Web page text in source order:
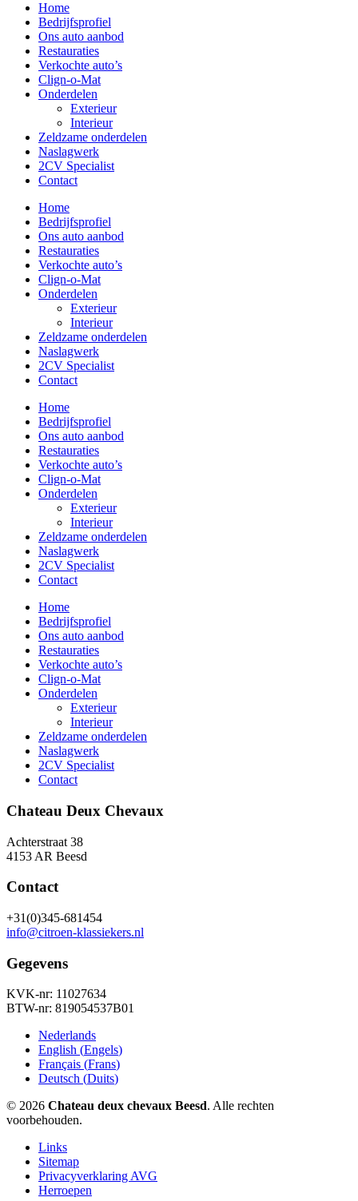
Home
Bedrijfsprofiel
Ons auto aanbod
Restauraties
Verkochte auto’s
Clign-o-Mat
Onderdelen
Exterieur
Interieur
Zeldzame onderdelen
Naslagwerk
2CV Specialist
Contact
Home
Bedrijfsprofiel
Ons auto aanbod
Restauraties
Verkochte auto’s
Clign-o-Mat
Onderdelen
Exterieur
Interieur
Zeldzame onderdelen
Naslagwerk
2CV Specialist
Contact
Home
Bedrijfsprofiel
Ons auto aanbod
Restauraties
Verkochte auto’s
Clign-o-Mat
Onderdelen
Exterieur
Interieur
Zeldzame onderdelen
Naslagwerk
2CV Specialist
Contact
Home
Bedrijfsprofiel
Ons auto aanbod
Restauraties
Verkochte auto’s
Clign-o-Mat
Onderdelen
Exterieur
Interieur
Zeldzame onderdelen
Naslagwerk
2CV Specialist
Contact
Chateau Deux Chevaux
Achterstraat 38
4153 AR Beesd
Contact
+31(0)345-681454
info@citroen-klassiekers.nl
Gegevens
KVK-nr: 11027634
BTW-nr: 819054537B01
Nederlands
English (Engels)
Français (Frans)
Deutsch (Duits)
© 2026 Chateau deux chevaux Beesd. Alle rechten
voorbehouden.
Links
Sitemap
Privacyverklaring AVG
Herroepen